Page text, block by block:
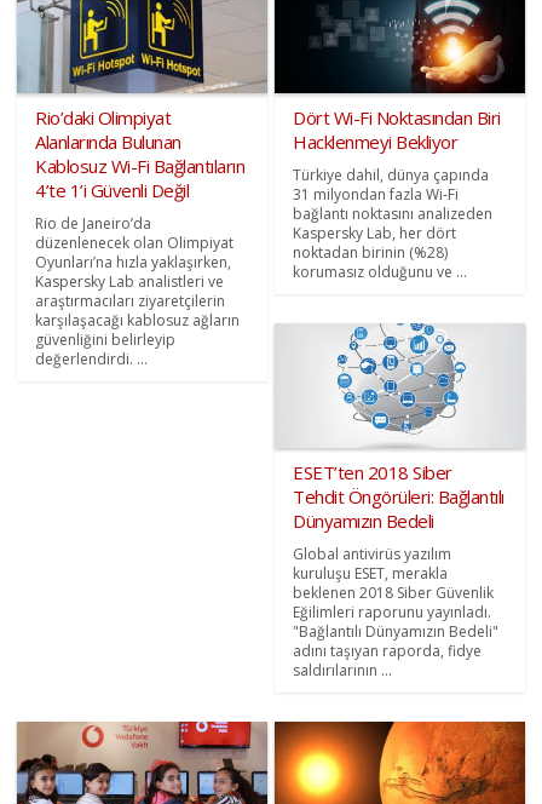
Rio’daki Olimpiyat
Alanlarında Bulunan
Kablosuz Wi-Fi Bağlantıların
4’te 1’i Güvenli Değil
Rio de Janeiro’da
düzenlenecek olan Olimpiyat
Oyunları’na hızla yaklaşırken,
Kaspersky Lab analistleri ve
araştırmacıları ziyaretçilerin
karşılaşacağı kablosuz ağların
güvenliğini belirleyip
değerlendirdi. ...
Dört Wi-Fi Noktasından Biri
Hacklenmeyi Bekliyor
Türkiye dahil, dünya çapında
31 milyondan fazla Wi-Fi
bağlantı noktasını analizeden
Kaspersky Lab, her dört
noktadan birinin (%28)
korumasız olduğunu ve ...
ESET’ten 2018 Siber
Tehdit Öngörüleri: Bağlantılı
Dünyamızın Bedeli
Global antivirüs yazılım
kuruluşu ESET, merakla
beklenen 2018 Siber Güvenlik
Eğilimleri raporunu yayınladı.
"Bağlantılı Dünyamızın Bedeli"
adını taşıyan raporda, fidye
saldırılarının ...